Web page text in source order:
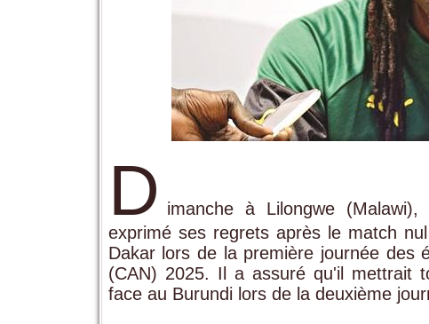
D imanche à Lilongwe
exprimé ses regrets après le match
Dakar lors de la première journée des
(CAN) 2025. Il a assuré qu'il mettrait
face au Burundi lors de la deuxième